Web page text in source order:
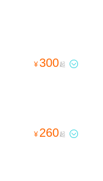
¥300起 
¥ 260起 